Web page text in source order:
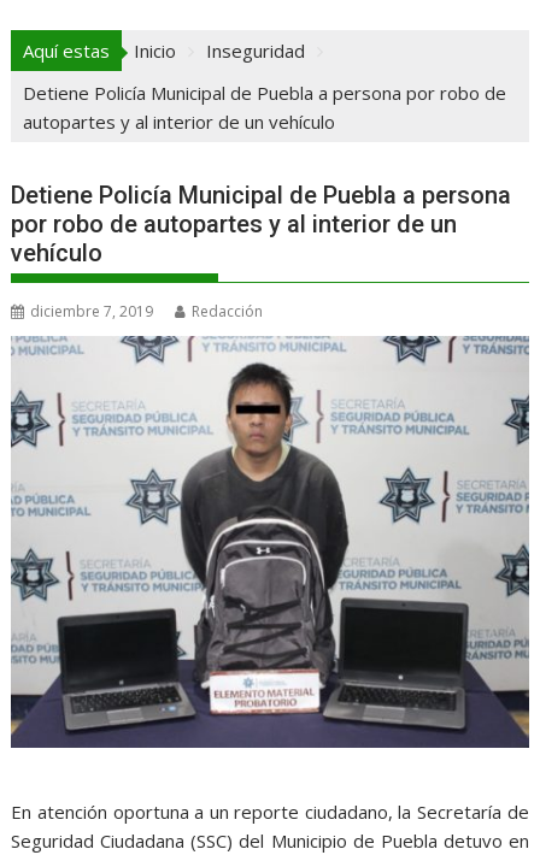
Aquí estas Inicio
Inseguridad
Detiene Policía Municipal de Puebla a persona por robo de
autopartes y al interior de un vehículo
Detiene Policía Municipal de Puebla a persona
por robo de autopartes y al interior de un
vehículo
diciembre 7, 2019 Redacción
En atención oportuna a un reporte ciudadano, la Secretaría de
Seguridad Ciudadana (SSC) del Municipio de Puebla detuvo en